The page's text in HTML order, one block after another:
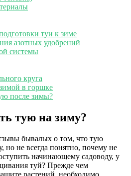
туи к зиме
азотных удобрений
системы
круга
в горшке
после зимы?
тую на зиму?
бывалых о том, что тую
но не всегда понятно, почему не
начинающему садоводу, у
туй? Прежде чем
растений, необходимо